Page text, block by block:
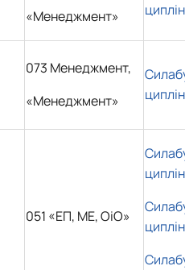
«Менеджмент»
073 Менеджмент,
«Менеджмент»
051 «ЕП, МЕ, ОіО»